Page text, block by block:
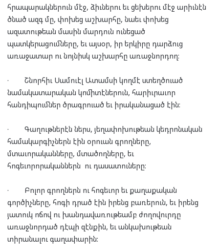
հրապարակներուն մէջ, ձիւներու եւ ցեխերու մէջ արիւնէն
ծնած ազգ մը, փոխեց աշխարհը, նաեւ փոխեց
ազատութեան մասին մարդուն ունեցած
պատկերացումները, եւ այսօր, իր երկիրը դարձուց
առաջատար ու նոյնիսկ աշխարհը առաջնորդող:
· Շնորհիւ Սամուէլ Ատամսի կողմէ ստեղծուած
նամակատարական կոմիտէներուն, հարիւրաւոր
հանդիպումներ ծրագրուած եւ իրականացած էին:
· Գաղութներէն ներս, յեղափոխութեան կեդրոնական
համակարգիչներն էին օրուան գրողները,
մտաւորականները, մտածողները, եւ
հոգեւորորականներն ու դասատուները:
· Բոլոր գրողներն ու հոգեւոր եւ քաղաքական
գործիչները, հոգի դրած էին իրենց բառերուն, եւ իրենց
յատուկ ոճով ու խանդավառութեամբ ժողովուրդը
առաջնորդած դէպի զէնքին, եւ անկախութեան
տիրանալու գաղափարին: